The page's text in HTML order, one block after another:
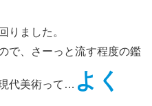
りました。
で、さーっと流す程度の鑑
代美術って… よく